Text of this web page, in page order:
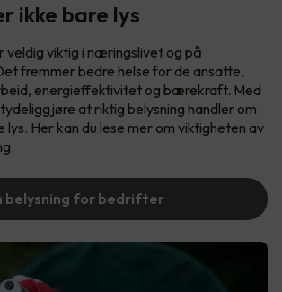
ikke bare lys
veldig viktig i næringslivet og på
fremmer bedre helse for de ansatte,
energieffektivitet og bærekraft. Med
at riktig belysning handler om
lys. Her kan du lese mer om viktigheten av
belysning for bedrifter